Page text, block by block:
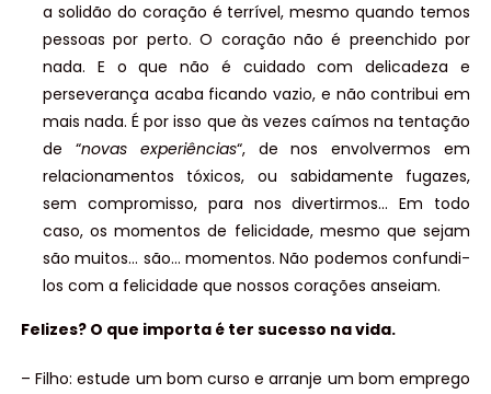
a solidão do coração é terrível, mesmo quando temos
pessoas por perto. O coração não é preenchido por
nada. E o que não é cuidado com delicadeza e
perseverança acaba ficando vazio, e não contribui em
mais nada. É por isso que às vezes caímos na tentação
de “novas experiências“, de nos envolvermos em
relacionamentos tóxicos, ou sabidamente fugazes,
sem compromisso, para nos divertirmos… Em todo
caso, os momentos de felicidade, mesmo que sejam
são muitos… são… momentos. Não podemos confundi-
los com a felicidade que nossos corações anseiam.
Felizes? O que importa é ter sucesso na vida.
– Filho: estude um bom curso e arranje um bom emprego